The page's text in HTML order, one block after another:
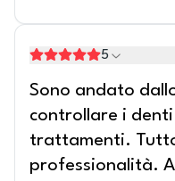
5
Sono andato
controllare i
trattamenti.
professionalità.